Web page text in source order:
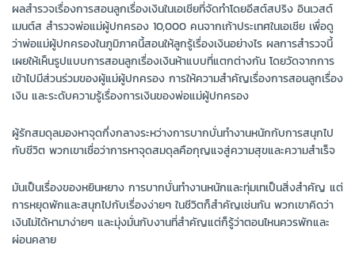
ผลสำรวจเรื่องการสอนลูกเรื่องเงินในเอเชียที่จัดทำโดยอีสต์สปริง อินเวสต์
เมนต์ส สำรวจพ่อแม่ผู้ปกครอง 10,000 คนจากเก้าประเทศในเอเชีย เพื่อดู
ว่าพ่อแม่ผู้ปกครองในภูมิภาคนี้สอนให้ลูกรู้เรื่องเงินอย่างไร ผลการสำรวจนี้
เผยให้เห็นรูปแบบการสอนลูกเรื่องเงินห้าแบบที่แตกต่างกัน โดยวัดจากการ
เข้าไปมีส่วนร่วมของผู้แม่ผู้ปกครอง การให้ความสำคัญเรื่องการสอนลูกเรื่อง
เงิน และระดับความรู้เรื่องการเงินของพ่อแม่ผู้ปกครอง
ผู้รักสมดุลมองหาจุดกึ่งกลางระหว่างการบากบั่นทำงานหนักกับการสนุกไป
กับชีวิต พวกเขาเชื่อว่าการหาจุดสมดุลคือกุญแจสู่ความสุขและความสำเร็จ
มันเป็นเรื่องของหยินหยาง การบากบั่นทำงานหนักและทุ่มเทเป็นสิ่งสำคัญ แต่
การหยุดพักและสนุกไปกับเรื่องง่ายๆ ในชีวิตก็สำคัญเช่นกัน พวกเขาคิดว่า
เงินไม่ได้หามาง่ายๆ และมุ่งมั่นกับงานที่สำคัญแต่ก็รู้ว่าตอนไหนควรพักและ
ผ่อนคลาย